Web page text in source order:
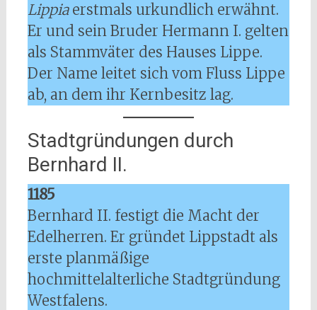
Lippiaerstmals urkundlich erwähnt.
Er und sein Bruder Hermann I. gelten
als Stammväter des Hauses Lippe.
Der Name leitet sich vom Fluss Lippe
ab, an dem ihr Kernbesitz lag.
Stadtgründungen durch
Bernhard II.
1185
Bernhard II. festigt die Macht der
Edelherren. Er gründet Lippstadt als
erste planmäßige
hochmittelalterliche Stadtgründung
Westfalens.